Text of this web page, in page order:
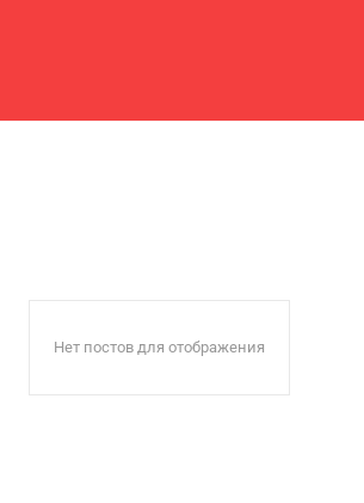
Нет постов для отображения